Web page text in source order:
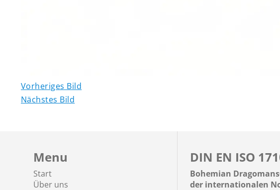
Vorheriges Bild
Nächstes Bild
Menu
Start
Über uns
DIN EN ISO
Bohemian
der internationalen